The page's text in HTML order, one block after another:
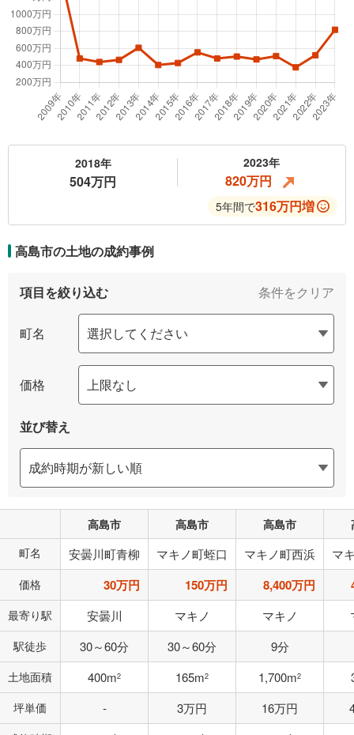
2018年
504万円
2023年
820万円
5年間で316万円増
高島市の土地の成約事例
項目を絞り込む 条件をクリア
町名
価格
並び替え
高島市 高島市 高島市
町名
安曇川町青柳 マキノ町蛭口 マキノ町西浜 マ
価格 30万円 150万円 8,400万円
最寄り駅 安曇川 マキノ マキノ
駅徒歩 30～60分 30～60分 9分
土地面積 400m2 165m2 1,700m2
坪単価 - 3万円 16万円